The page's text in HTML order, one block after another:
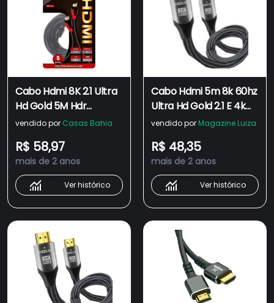
Cabo Hdmi 8K 2.1 Ultra
Hd Gold 5M Hdr
Dinâmico 5 Metros
vendido por Casas Bahia
R$ 58,97
mais de 2 anos
Ver histórico
Cabo Hdmi 5m 8k 60hz
Ultra Hd Gold 2.1 E 4k
120hz 5 Metros
vendido por Magazine Luiza
R$ 48,35
mais de 2 anos
Ver histórico